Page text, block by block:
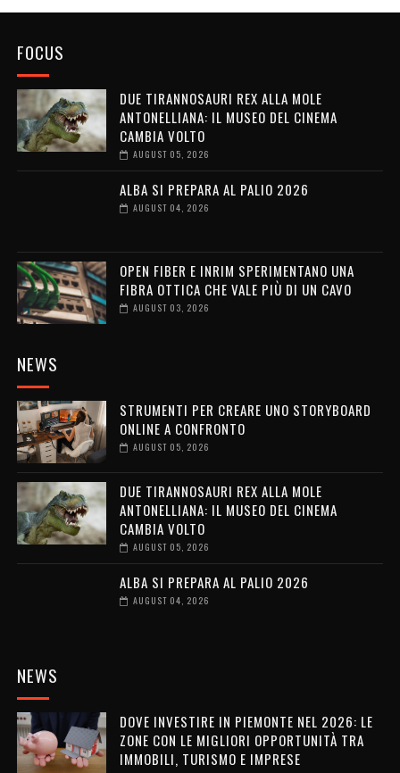
FOCUS
DUE TIRANNOSAURI REX ALLA MOLE
ANTONELLIANA: IL MUSEO DEL CINEMA
CAMBIA VOLTO
AUGUST 05, 2026
ALBA SI PREPARA AL PALIO 2026
AUGUST 04, 2026
OPEN FIBER E INRIM SPERIMENTANO UNA
FIBRA OTTICA CHE VALE PIÙ DI UN CAVO
AUGUST 03, 2026
NEWS
STRUMENTI PER CREARE UNO STORYBOARD
ONLINE A CONFRONTO
AUGUST 05, 2026
DUE TIRANNOSAURI REX ALLA MOLE
ANTONELLIANA: IL MUSEO DEL CINEMA
CAMBIA VOLTO
AUGUST 05, 2026
ALBA SI PREPARA AL PALIO 2026
AUGUST 04, 2026
NEWS
DOVE INVESTIRE IN PIEMONTE NEL 2026: LE
ZONE CON LE MIGLIORI OPPORTUNITÀ TRA
IMMOBILI, TURISMO E IMPRESE